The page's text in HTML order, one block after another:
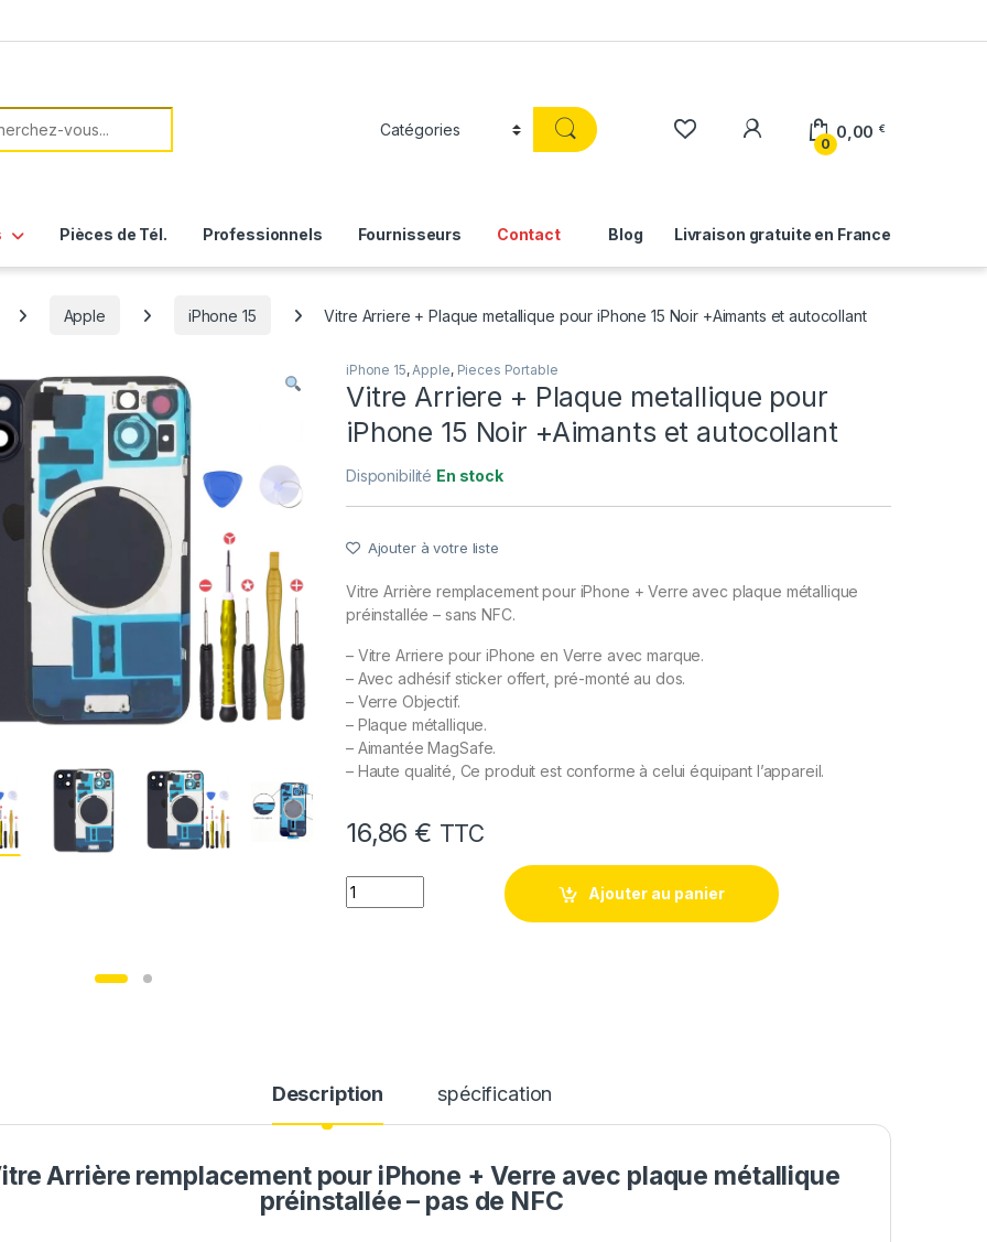
0
0,00 €
Pièces de Tél. Professionnels Fournisseurs Contact Livraison gratuite en France
Blog
Apple iPhone 15 Vitre Arriere + Plaque metallique pour iPhone 15 Noir +Aimants et autocollant
iPhone 15, Apple, Pieces Portable
Vitre Arriere + Plaque metallique pour
iPhone 15 Noir +Aimants et autocollant
Disponibilité En stock
Ajouter à votre liste
Vitre Arrière remplacement pour iPhone + Verre avec plaque métallique
préinstallée – sans NFC.
– Vitre Arriere pour iPhone en Verre avec marque.
– Avec adhésif sticker offert, pré-monté au dos.
– Verre Objectif.
– Plaque métallique.
– Aimantée MagSafe.
– Haute qualité, Ce produit est conforme à celui équipant l’appareil.
16,86 € TTC
quantité de Vitre Arriere + Plaque metallique pour iPhone 15 Noir +Aimants et
Ajouter au panier
Description spécification
Arrière remplacement pour iPhone + Verre avec plaque métallique
préinstallée – pas de NFC